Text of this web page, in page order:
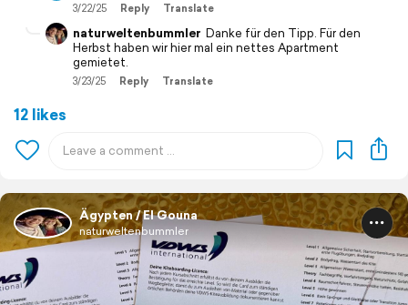
3/22/25 Reply Translate
naturweltenbummler Danke für den Tipp. Für den
Herbst haben wir hier mal ein nettes Apartment
gemietet.
3/23/25 Reply Translate
12 likes
Ägypten / El Gouna
naturweltenbummler